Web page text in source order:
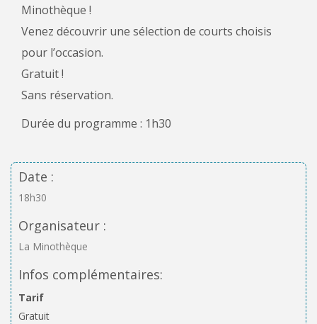
Minothèque !
Venez découvrir une sélection de courts choisis
pour l’occasion.
Gratuit !
Sans réservation.
Durée du programme : 1h30
Date :
18h30
Organisateur :
La Minothèque
Infos complémentaires:
Tarif
Gratuit